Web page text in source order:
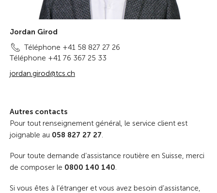
Jordan Girod
Téléphone +41 58 827 27 26
Téléphone +41 76 367 25 33
jordan.girod@tcs.ch
Autres contacts
Pour tout renseignement général, le service client est
joignable au 058 827 27 27.
Pour toute demande d’assistance routière en Suisse, merci
de composer le 0800 140 140.
Si vous êtes à l’étranger et vous avez besoin d’assistance,